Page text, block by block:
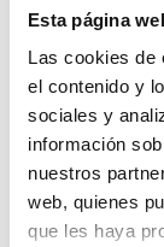
Esta página
Las cookies de
el contenido y
sociales y
información
nuestros
web, quienes
que les haya
embarazo